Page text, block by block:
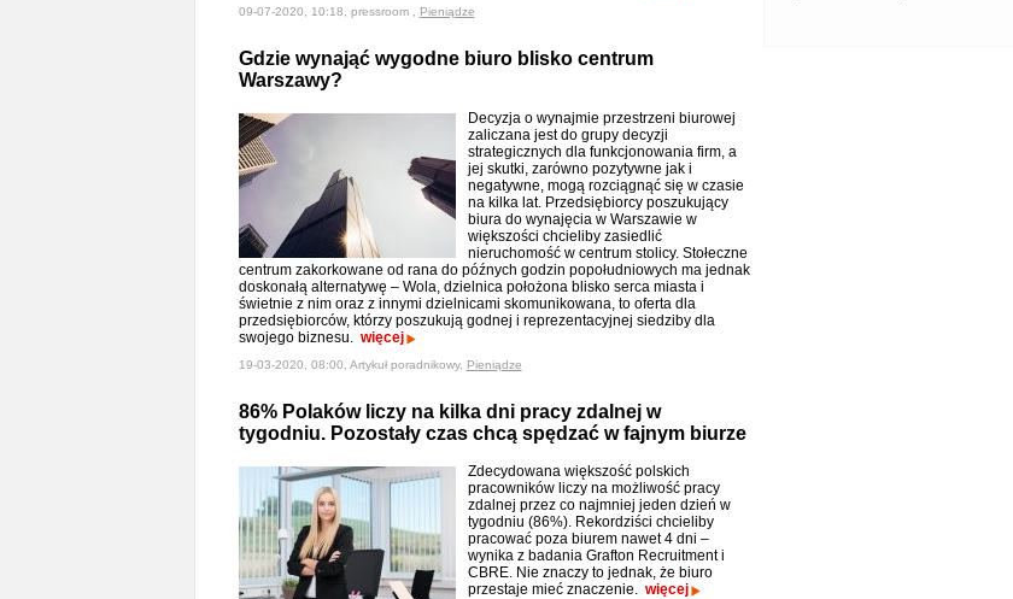
09-07-2020, 10:18, pressroom , Pieniądze
Gdzie wynająć wygodne biuro blisko centrum
Warszawy?
Decyzja o wynajmie przestrzeni biurowej
zaliczana jest do grupy decyzji
strategicznych dla funkcjonowania firm, a
jej skutki, zarówno pozytywne jak i
negatywne, mogą rozciągnąć się w czasie
na kilka lat. Przedsiębiorcy poszukujący
biura do wynajęcia w Warszawie w
większości chcieliby zasiedlić
nieruchomość w centrum stolicy. Stołeczne
centrum zakorkowane od rana do późnych godzin popołudniowych ma jednak
doskonałą alternatywę – Wola, dzielnica położona blisko serca miasta i
świetnie z nim oraz z innymi dzielnicami skomunikowana, to oferta dla
przedsiębiorców, którzy poszukują godnej i reprezentacyjnej siedziby dla
swojego biznesu. więcej
19-03-2020, 08:00, Artykuł poradnikowy, Pieniądze
86% Polaków liczy na kilka dni pracy zdalnej w
tygodniu. Pozostały czas chcą spędzać w fajnym biurze
Zdecydowana większość polskich
pracowników liczy na możliwość pracy
zdalnej przez co najmniej jeden dzień w
tygodniu (86%). Rekordziści chcieliby
pracować poza biurem nawet 4 dni –
wynika z badania Grafton Recruitment i
CBRE. Nie znaczy to jednak, że biuro
przestaje mieć znaczenie. więcej